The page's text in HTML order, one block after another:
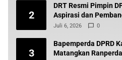
2
DRT Resmi Pimpin
Aspirasi dan
Juli 6, 2026 0
3
Bapemperda DPRD
Matangkan